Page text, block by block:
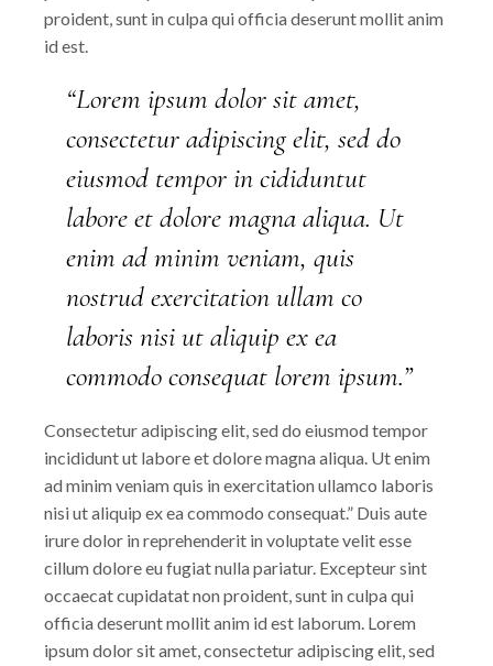
proident, sunt in culpa qui officia deserunt mollit anim
id est.
“Lorem ipsum dolor sit amet,
consectetur adipiscing elit, sed do
eiusmod tempor in cididuntut
labore et dolore magna aliqua. Ut
enim ad minim veniam, quis
nostrud exercitation ullam co
laboris nisi ut aliquip ex ea
commodo consequat lorem ipsum.”
Consectetur adipiscing elit, sed do eiusmod tempor
incididunt ut labore et dolore magna aliqua. Ut enim
ad minim veniam quis in exercitation ullamco laboris
nisi ut aliquip ex ea commodo consequat.” Duis aute
irure dolor in reprehenderit in voluptate velit esse
cillum dolore eu fugiat nulla pariatur. Excepteur sint
occaecat cupidatat non proident, sunt in culpa qui
officia deserunt mollit anim id est laborum. Lorem
ipsum dolor sit amet, consectetur adipiscing elit, sed